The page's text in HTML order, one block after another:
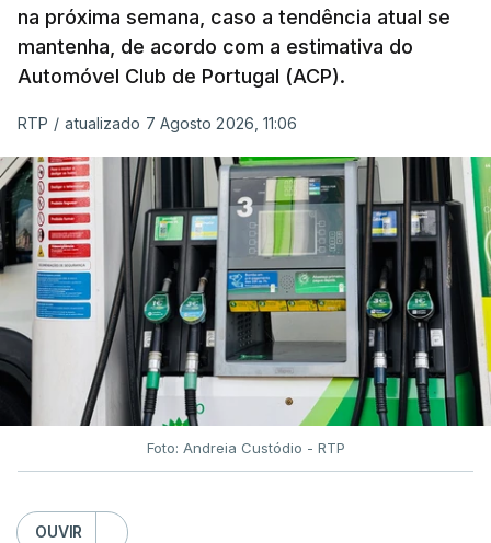
na próxima semana, caso a tendência atual se
mantenha, de acordo com a estimativa do
Automóvel Club de Portugal (ACP).
RTP / atualizado 7 Agosto 2026, 11:06
Foto: Andreia Custódio - RTP
OUVIR